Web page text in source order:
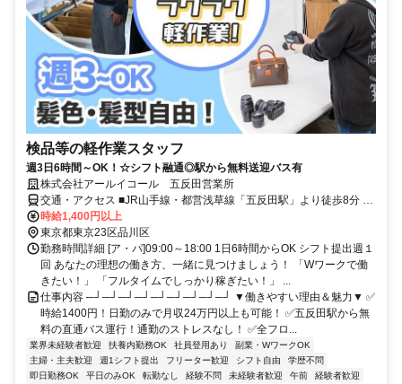
検品等の軽作業スタッフ
週3日6時間～OK！☆シフト融通◎駅から無料送迎バス有
株式会社アールイコール 五反田営業所
交通・アクセス ■JR山手線・都営浅草線「五反田駅」より徒歩8分 ■
東急電鉄目黒線「不動前駅」より徒歩6分 ■東急電鉄池上線「大崎広
小路駅」より徒歩5分 ＜シャトルバスも出ています！＞ JR五反田駅
西口9番バス乗り場から、直通バスも出ています。原則平日8:00～
20:00の間で運行。土日・祝日や、年末年始は運休です。
時給1,400円以上
東京都東京23区品川区
勤務時間詳細 [ア・パ]09:00～18:00 1日6時間からOK シフト提出週１
回 あなたの理想の働き方、一緒に見つけましょう！ 「Wワークで働
きたい！」 「フルタイムでしっかり稼ぎたい！」 ...
仕事内容 ─┘─┘─┘─┘─┘─┘─┘─┘─┘ ▼働きやすい理由＆魅力▼ ✅
時給1400円！日勤のみで月収24万円以上も可能！ ✅五反田駅から無
料の直通バス運行！通勤のストレスなし！ ✅全フロ...
業界未経験者歓迎 扶養内勤務OK 社員登用あり
副業・WワークOK
主婦・主夫歓迎
週1シフト提出 フリーター歓迎 シフト自由
学歴不問
即日勤務OK
平日のみOK 転勤なし 経験不問 未経験者歓迎 午前
経験者歓迎